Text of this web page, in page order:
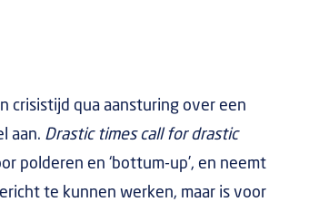
crisistijd qua aansturing over een
aan. Drastic times call for drastic
polderen en ‘bottum-up’, en neemt
te kunnen werken, maar is voor